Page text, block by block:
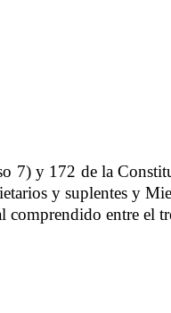
7) y 172 de la
y suplentes y
entre el